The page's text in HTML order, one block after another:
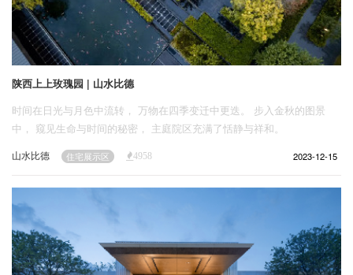
陕西上上玫瑰园 | 山水比德
时间在日光与月色中流转， 万物在四季变迁中更迭。 步入金秋的图景
中， 窥见生命与时间的秘密， 主庭院区充满了恬静与祥和。
山水比德 住宅展示区 4958 2023-12-15